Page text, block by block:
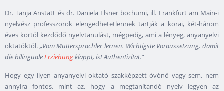
Dr. Tanja Anstatt és dr. Daniela Elsner bochumi, ill. Frankfurt am Main-i
nyelvész professzorok elengedhetetlennek tartják a korai, két-három
éves kortól kezdődő nyelvtanulást, mégpedig, ami a lényeg, anyanyelvi
oktatóktól. „Vom Muttersprachler lernen. Wichtigste Voraussetzung, damit
die bilingualeErziehungklappt, ist Authentizität.“
Hogy egy ilyen anyanyelvi oktató szakképzett óvónő vagy sem, nem
annyira fontos, mint az, hogy a megtanítandó nyelv legyen az